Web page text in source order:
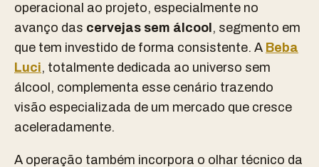
operacional ao projeto, especialmente no
avanço das cervejas sem álcool , segmento em
que tem investido de forma consistente. A Beba
Luci, totalmente dedicada ao universo sem
álcool, complementa esse cenário trazendo
visão especializada de um mercado que cresce
aceleradamente.
A operação também incorpora o olhar técnico da